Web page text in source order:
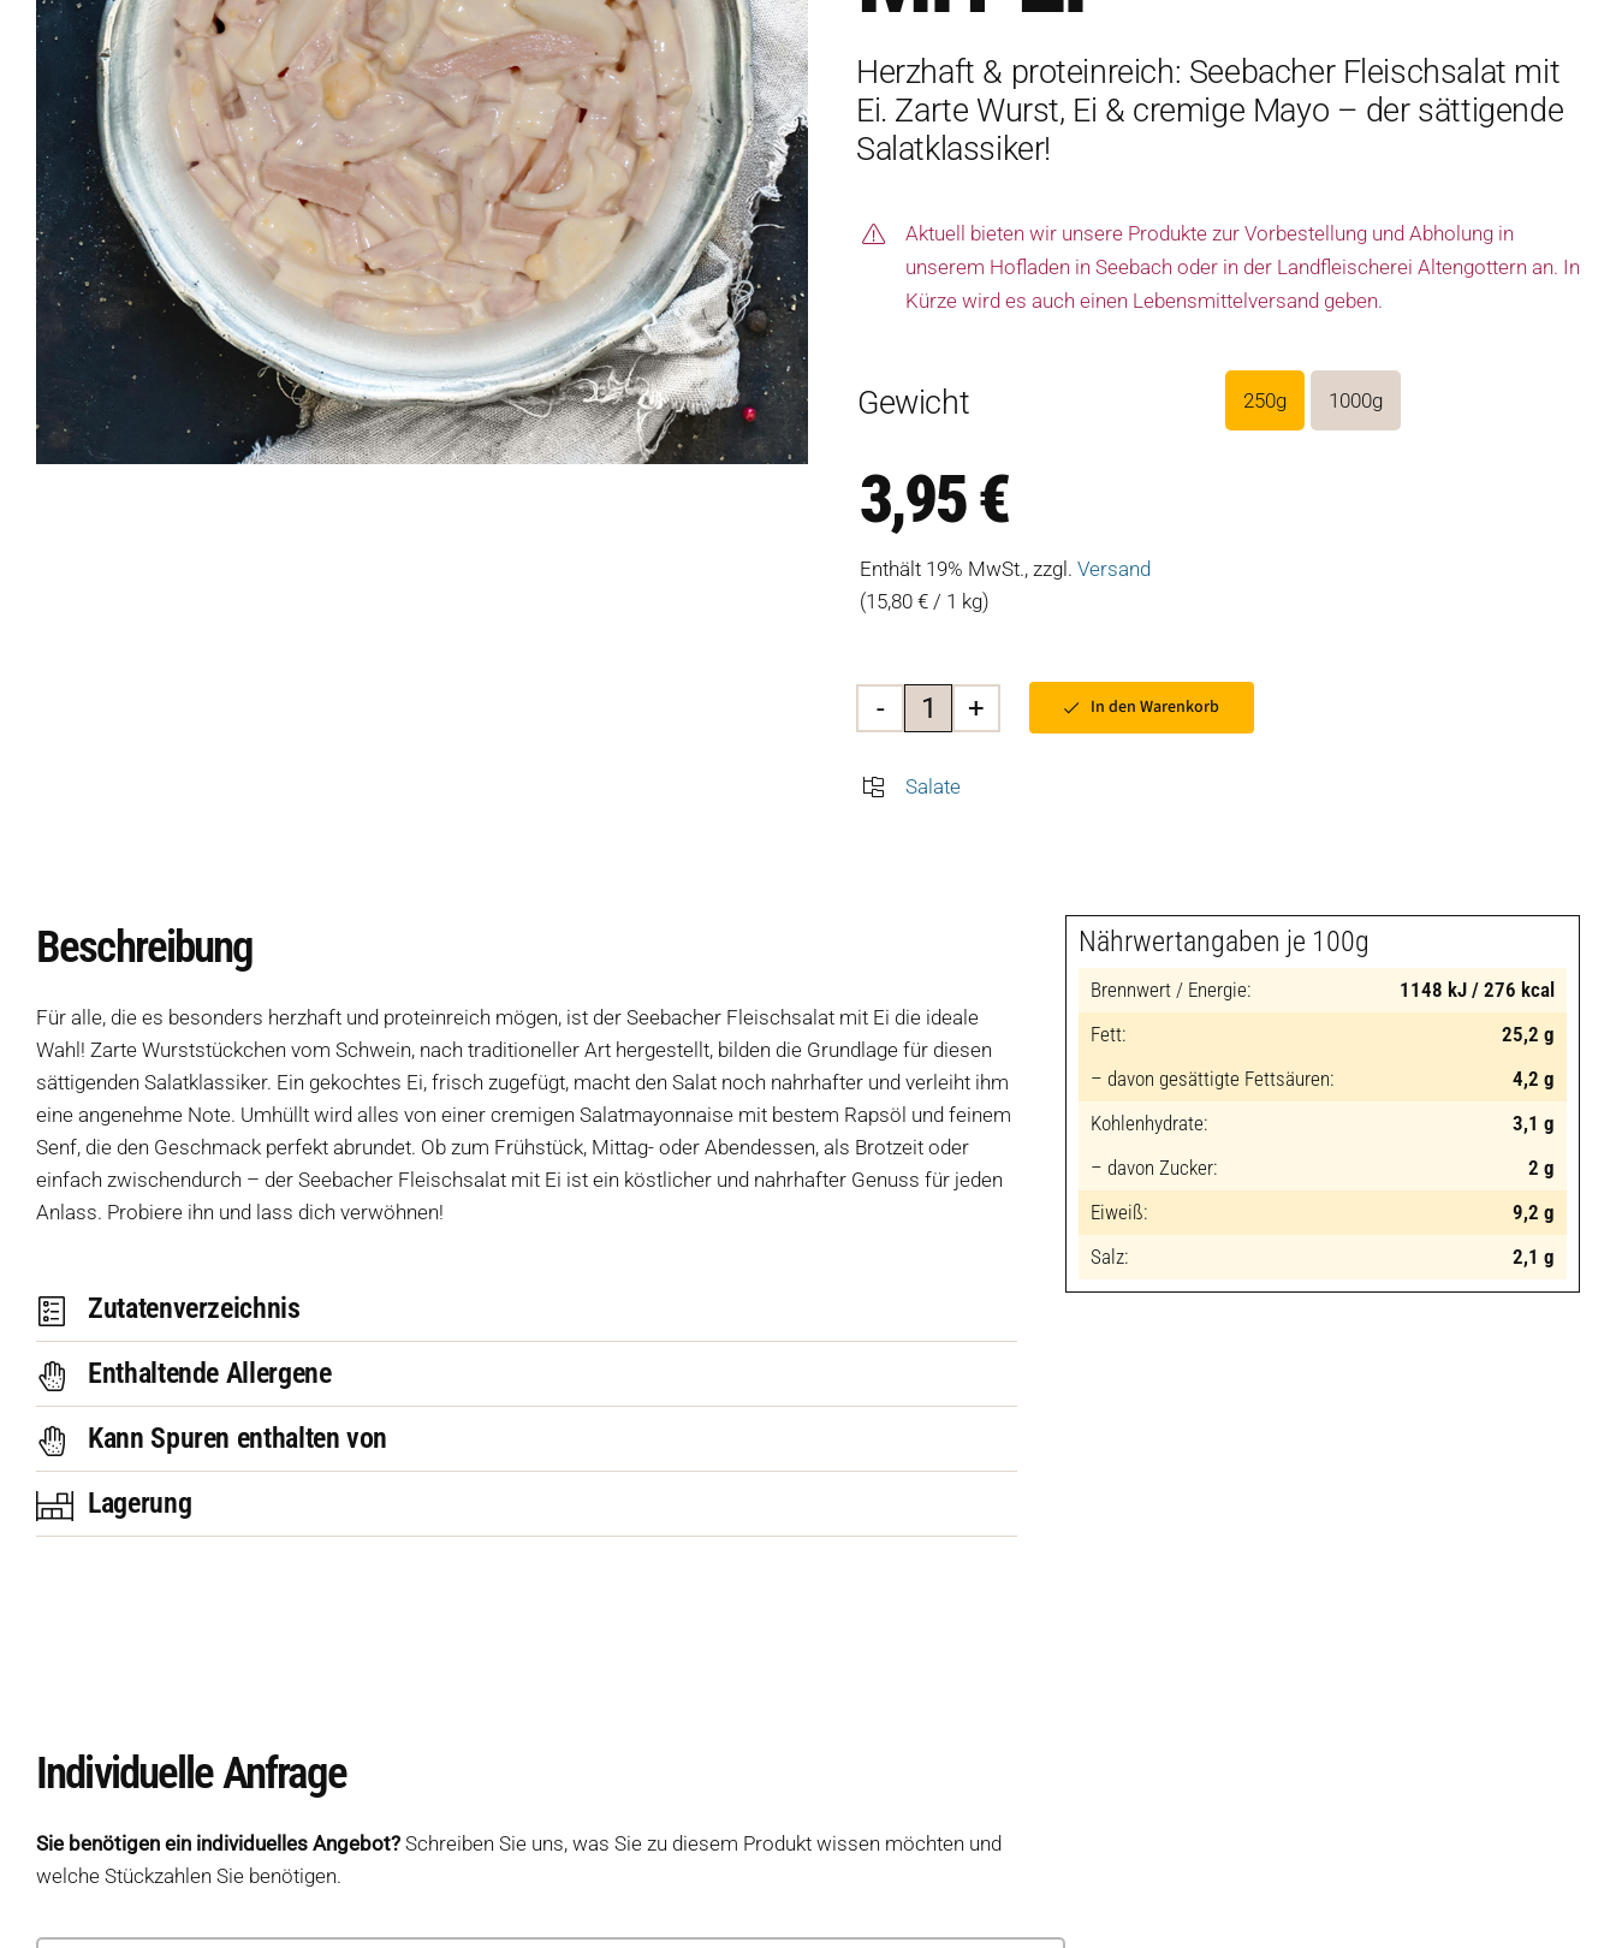
Herzhaft & proteinreich: Seebacher Fleischsalat mit
Ei. Zarte Wurst, Ei & cremige Mayo – der sättigende
Salatklassiker!
Aktuell bieten wir unsere Produkte zur Vorbestellung und Abholung in
unserem Hofladen in Seebach oder in der Landfleischerei Altengottern an. In
Kürze wird es auch einen Lebensmittelversand geben.
Gewicht 250g 1000g
3,95€
Enthält 19% MwSt., zzgl. Versand
(15,80 € / 1 kg)
Seebacher
mit
In den Warenkorb
Salate
Beschreibung
Für alle, die es besonders herzhaft und proteinreich mögen, ist der Seebacher Fleischsalat mit Ei die ideale
Wahl! Zarte Wurststückchen vom Schwein, nach traditioneller Art hergestellt, bilden die Grundlage für diesen
sättigenden Salatklassiker. Ein gekochtes Ei, frisch zugefügt, macht den Salat noch nahrhafter und verleiht ihm
eine angenehme Note. Umhüllt wird alles von einer cremigen Salatmayonnaise mit bestem Rapsöl und feinem
Senf, die den Geschmack perfekt abrundet. Ob zum Frühstück, Mittag- oder Abendessen, als Brotzeit oder
einfach zwischendurch – der Seebacher Fleischsalat mit Ei ist ein köstlicher und nahrhafter Genuss für jeden
Anlass. Probiere ihn und lass dich verwöhnen!
Zutatenverzeichnis
Enthaltende Allergene
Kann Spuren enthalten von
Lagerung
Nährwertangaben je 100g
Brennwert / Energie:
1148 kJ / 276 kcal
Fett:
25,2 g
– davon gesättigte Fettsäuren:
4,2 g
Kohlenhydrate:
3,1 g
– davon Zucker:
2 g
Eiweiß:
9,2 g
Salz:
2,1 g
Individuelle Anfrage
Sie benötigen ein individuelles Angebot? Schreiben Sie uns, was Sie zu diesem Produkt wissen möchten und
welche Stückzahlen Sie benötigen.